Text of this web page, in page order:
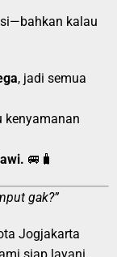
kalau
, jadi semua
kenyamanan
🚐🧳
gak?”
Jogjakarta